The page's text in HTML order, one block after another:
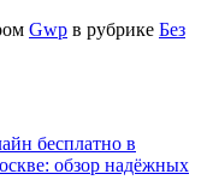
Gwp в рубрике Без
бесплатно в
обзор надёжных